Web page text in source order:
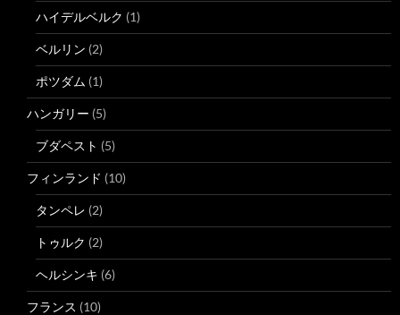
ハイデルベルク (1)
ベルリン (2)
ポツダム (1)
ハンガリー (5)
ブダペスト (5)
フィンランド (10)
タンペレ (2)
トゥルク (2)
ヘルシンキ (6)
フランス (10)